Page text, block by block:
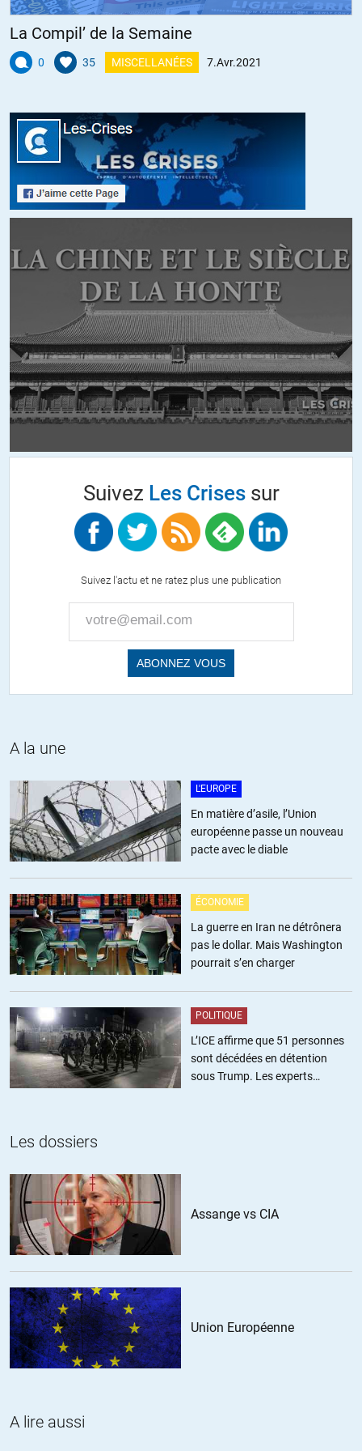
+4 ALERTER
Christian Gedeon//08.04.2021 à 18h59
Bien vu. Les nippons impériaux ont crié tora tora tora pensant
Les anti us épidermiques prennent souvent leurs rêves pour une
réalité. L’ours russe, l’aigle us sont des bestioles qu’il vaut mieux
ne pas aller forcer.
+1
Darras 08.04.2021 à 16h48
Regardez le pourcentage d’Indiens et métis aux USA et comparrez
avec l’Amerique latine et arrêtez de raconter des sornettes
monsieur le soit disant pilote.
+2 ALERTER
Christian Gedeon //08.04.2021 à 17h41
Beaucoup d’imagination vous avez. C’est divertissant. Vous créez
ALERTER
Études basées sur l’occupation des sites donc. Vous savez peut
être que Olmeques Tolteques et autres Mayas avaient disparu
pour les populations chrétiennes d’Afrique du Nord ou de
mauvais colonisateurs? Et esclavagistes? Lisez Tidiane Diouf
entre autres.
+2
riton//09.04.2021 à 15h56
Vous oubliez, entre autres, la guerre de 1812 contre la Grande-
Bretagne et la tentative d’envahir le Canada (peut-être la première
raclée militaire étasunienne).
Maximytch//08.04.2021 à 09h16
qui est des plus tendue. C’est dommage c’est le dossier Ukrainien de
+8 ALERTER
Une ONG financée par le MI6, le département d’état US et par l’UE, ne
peut être qualifiée de « référence » qu’ironiquement.
+11 ALERTER
La Compil’ de la Semaine
0 35 MISCELLANÉES 7.Avr.2021
Suivez Les Crisessur
Suivez l'actu et ne ratez plus une publication
A la une
L'EUROPE
En matière d’asile, l’Union
européenne passe un nouveau
pacte avec le diable
ÉCONOMIE
La guerre en Iran ne détrônera
pas le dollar. Mais Washington
pourrait s’en charger
POLITIQUE
L’ICE affirme que 51 personnes
sont décédées en détention
sous Trump. Les experts
Les dossiers
Assange vs CIA
Union Européenne
A lire aussi